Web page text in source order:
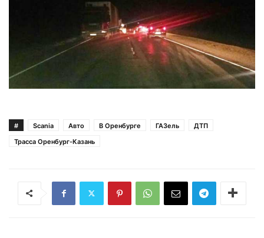
# Scania Авто В Оренбурге ГАЗель
ДТП
Трасса Оренбург-Казань